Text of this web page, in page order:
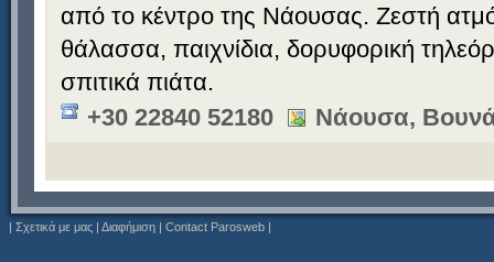
από το κέντρο της Νάουσας. Ζεστή
θάλασσα, παιχνίδια, δορυφορική
σπιτικά πιάτα.
+30 22840 52180
Νάουσα,
| Σχετικά με μας | Διαφήμιση | Contact Parosweb |